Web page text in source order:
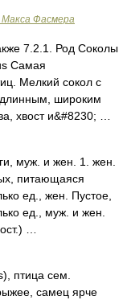
Макса Фасмера
7.2.1. Род Соколы
Самая
Мелкий сокол с
широким
хвост и&#8230; …
муж. и жен. 1. жен.
питающаяся
ед., жен. Пустое,
ед., муж. и жен.
…
птица сем.
самец ярче